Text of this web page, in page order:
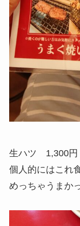
生ハツ 1,300円
個人的にはこれ
めっちゃうまか